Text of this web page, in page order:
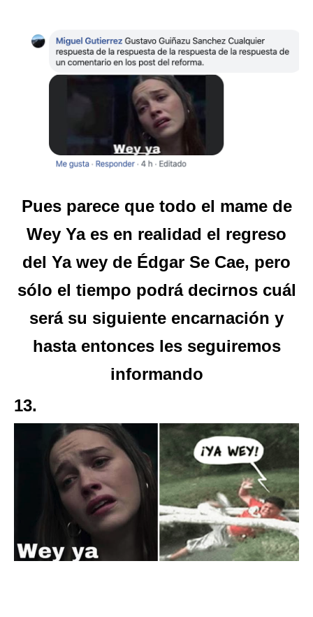
Pues parece que todo el mame de
Wey Ya es en realidad el regreso
del Ya wey de Édgar Se Cae, pero
sólo el tiempo podrá decirnos cuál
será su siguiente encarnación y
hasta entonces les seguiremos
informando
13.